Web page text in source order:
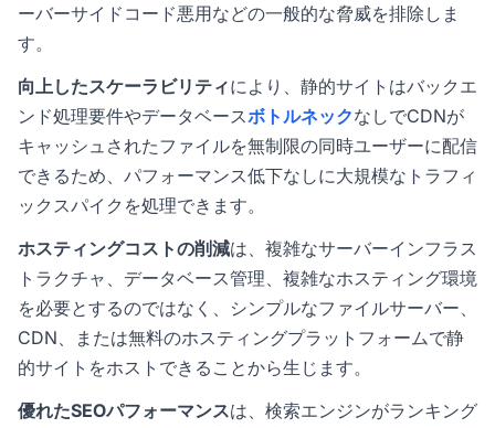
ーバーサイドコード悪用などの一般的な脅威を排除しま
す。
向上したスケーラビリティにより、静的サイトはバックエ
ンド処理要件やデータベースボトルネックなしでCDNが
キャッシュされたファイルを無制限の同時ユーザーに配信
できるため、パフォーマンス低下なしに大規模なトラフィ
ックスパイクを処理できます。
ホスティングコストの削減は、複雑なサーバーインフラス
トラクチャ、データベース管理、複雑なホスティング環境
を必要とするのではなく、シンプルなファイルサーバー、
CDN、または無料のホスティングプラットフォームで静
的サイトをホストできることから生じます。
優れたSEOパフォーマンスは、検索エンジンがランキング